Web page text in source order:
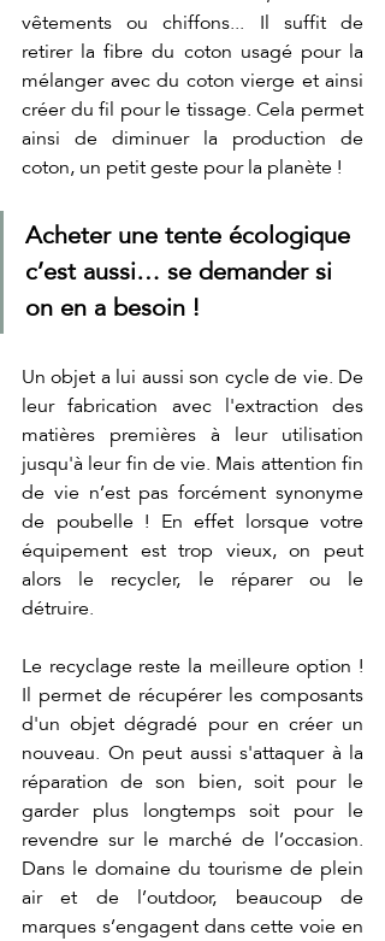
vêtements ou chiffons... Il suffit de
retirer la fibre du coton usagé pour la
mélanger avec du coton vierge et ainsi
créer du fil pour le tissage. Cela permet
ainsi de diminuer la production de
coton, un petit geste pour la planète !
Acheter une tente écologique
c’est aussi… se demander si
on en a besoin !
Un objet a lui aussi son cycle de vie. De
leur fabrication avec l'extraction des
matières premières à leur utilisation
jusqu'à leur fin de vie. Mais attention fin
de vie n’est pas forcément synonyme
de poubelle ! En effet lorsque votre
équipement est trop vieux, on peut
alors le recycler, le réparer ou le
détruire.
Le recyclage reste la meilleure option !
Il permet de récupérer les composants
d'un objet dégradé pour en créer un
nouveau. On peut aussi s'attaquer à la
réparation de son bien, soit pour le
garder plus longtemps soit pour le
revendre sur le marché de l’occasion.
Dans le domaine du tourisme de plein
air et de l’outdoor, beaucoup de
marques s’engagent dans cette voie en